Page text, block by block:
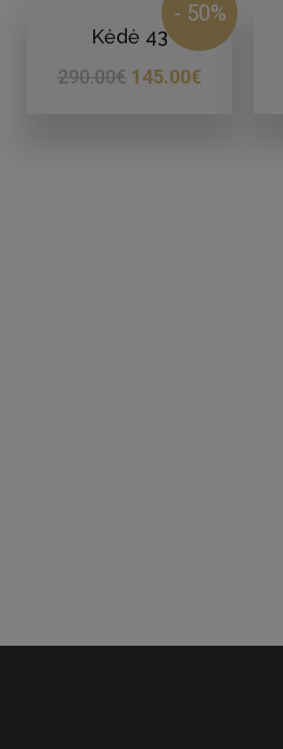
- 50%
Kėdė 43
290.00€ 145.00€